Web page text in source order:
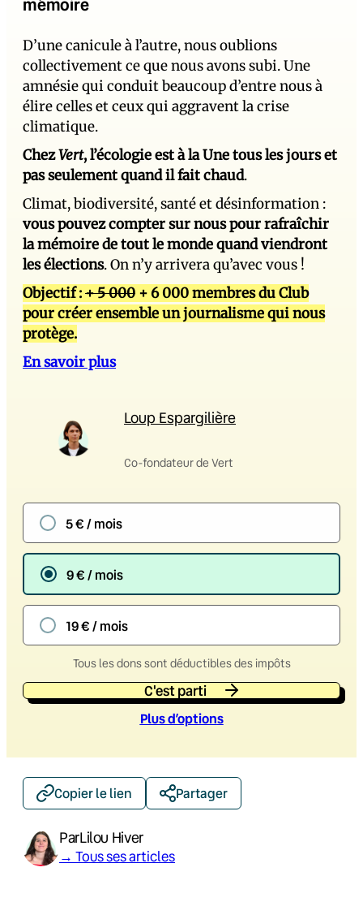
D’une canicule à l’autre, nous oublions
collectivement ce que nous avons subi. Une
amnésie qui conduit beaucoup d’entre nous à
élire celles et ceux qui aggravent la crise
climatique.
ChezVert, l’écologie est à la Une tous les jours et
pas seulement quand il fait chaud.
Climat, biodiversité, santé et désinformation :
vous pouvez compter sur nous pour rafraîchir
la mémoire de tout le monde quand viendront
les élections. On n’y arrivera qu’avec vous !
Objectif :+ 5 000 + 6 000 membres du Club
pour créer ensemble un journalisme qui nous
protège.
En savoir plus
Loup Espargilière
Co-fondateur de Vert
5 € / mois
9 € / mois
19 € / mois
Tous les dons sont déductibles des impôts
C'est parti
Plus d’options
Copier le lien Partager
ParLilou Hiver
→ Tous ses articles